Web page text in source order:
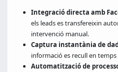
Integració directa amb
els leads es transfereixin
intervenció manual.
Captura instantània de
informació es recull en
Automatització de